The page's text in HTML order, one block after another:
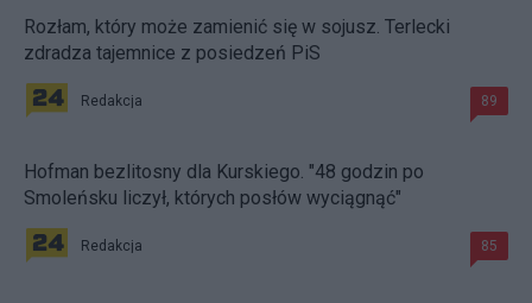
Rozłam, który może zamienić się w sojusz. Terlecki
zdradza tajemnice z posiedzeń PiS
Redakcja 89
Hofman bezlitosny dla Kurskiego. "48 godzin po
Smoleńsku liczył, których posłów wyciągnąć"
Redakcja 85